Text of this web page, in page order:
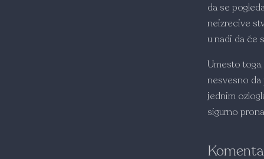
da se
neizrecive
u nadi da će
Umesto
nesvesno da
jednim
sigurno